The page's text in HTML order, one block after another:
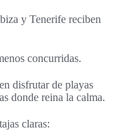
y Tenerife reciben
concurridas.
disfrutar de playas
donde reina la calma.
claras: